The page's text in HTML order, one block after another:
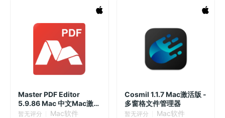
Master PDF Editor
5.9.86 Mac 中文Mac激活
版 优秀的PDF编辑器
暂无评分 Mac软件
Cosmil 1.1.7 Mac激活版 -
多窗格文件管理器
暂无评分 Mac软件